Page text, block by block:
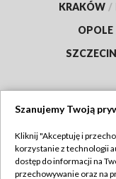
KRAKÓW /
OPOLE
SZCZECIN
Abonament TVP
Szanujemy Twoją
Kliknij "Akceptuję i
korzystanie z technologii
dostęp do informacji na
przechowywanie oraz na